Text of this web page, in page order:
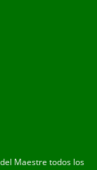
Maestre todos los